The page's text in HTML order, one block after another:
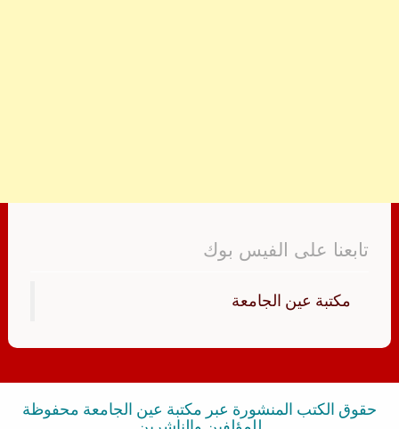
تابعنا على الفيس بوك
‏مكتبة عين الجامعة‏
حقوق الكتب المنشورة عبر مكتبة عين الجامعة محفوظة